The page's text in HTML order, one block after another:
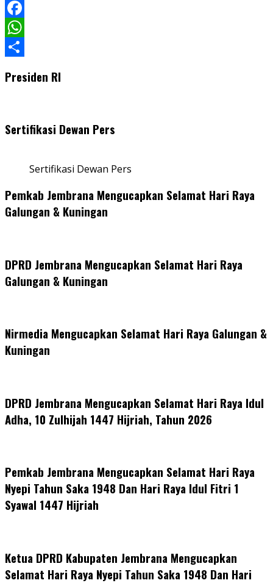
LinkedIn
Facebook
WhatsApp
Presiden RI
Sertifikasi Dewan Pers
Sertifikasi Dewan Pers
Pemkab Jembrana Mengucapkan Selamat Hari Raya
Galungan & Kuningan
DPRD Jembrana Mengucapkan Selamat Hari Raya
Galungan & Kuningan
Nirmedia Mengucapkan Selamat Hari Raya Galungan &
Kuningan
DPRD Jembrana Mengucapkan Selamat Hari Raya Idul
Adha, 10 Zulhijah 1447 Hijriah, Tahun 2026
Pemkab Jembrana Mengucapkan Selamat Hari Raya
Nyepi Tahun Saka 1948 Dan Hari Raya Idul Fitri 1
Syawal 1447 Hijriah
Ketua DPRD Kabupaten Jembrana Mengucapkan
Selamat Hari Raya Nyepi Tahun Saka 1948 Dan Hari